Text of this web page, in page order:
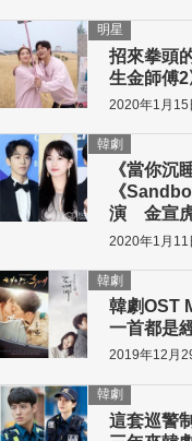
招來拳頭
生金師傅
明星
2020年1月15
《當你沉
《
演 金宣
韓劇
2020年1月11
韓劇OST
一首都是
韓劇
2019年12月
這套巡警
韓劇